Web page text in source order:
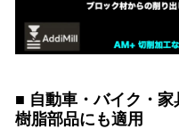
■ 自動車・バイク・
樹脂部品にも適用